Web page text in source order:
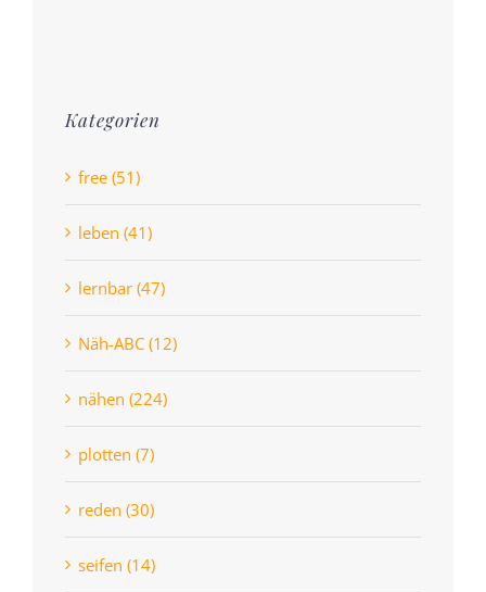
Kategorien
free (51)
leben (41)
lernbar (47)
Näh-ABC (12)
nähen (224)
plotten (7)
reden (30)
seifen (14)